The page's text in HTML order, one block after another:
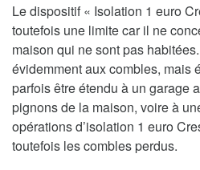
Le dispositif « Isolation 1 euro
toutefois une limite car il ne
maison qui ne sont pas
évidemment aux combles, mais
parfois être étendu à un garage
pignons de la maison, voire à
opérations d’isolation 1 euro
toutefois les combles perdus.